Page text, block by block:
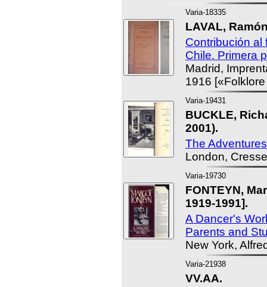
Varia-18335
LAVAL,
Contribución al
Chile. Primera
Madrid,
1916
Varia-19431
BUCKLE,
2001).
The
London,
Varia-19730
FONTEYN,
1919-1991].
A Dancer's
Parents and
New York,
Varia-21938
VV.AA.